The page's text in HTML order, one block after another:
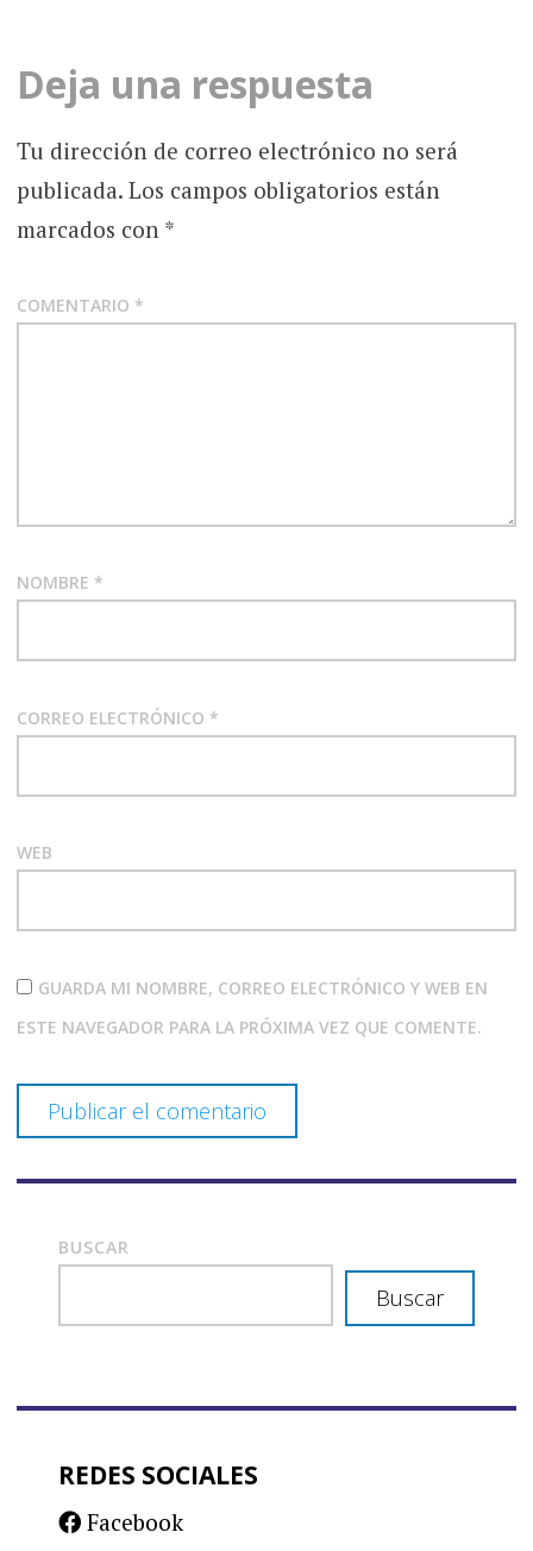
Deja una respuesta
Tu dirección de correo electrónico no será
publicada. Los campos obligatorios están
marcados con *
COMENTARIO *
NOMBRE *
CORREO ELECTRÓNICO *
WEB
GUARDA MI NOMBRE, CORREO ELECTRÓNICO Y WEB EN
ESTE NAVEGADOR PARA LA PRÓXIMA VEZ QUE COMENTE.
BUSCAR
Buscar
REDES SOCIALES
Facebook